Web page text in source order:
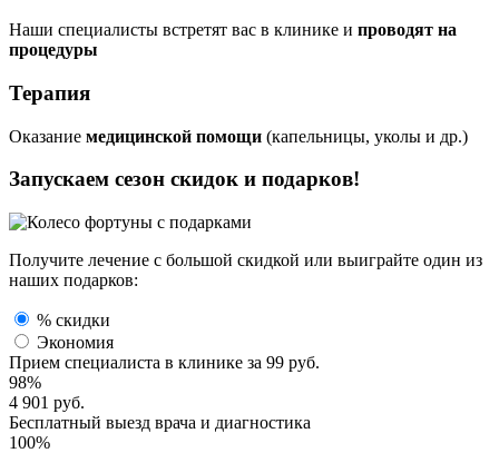
Наши специалисты встретят вас в клинике и проводят на
процедуры
Терапия
Оказание медицинской помощи (капельницы, уколы и др.)
Запускаем сезон скидок и подарков!
Получите лечение с большой скидкой или выиграйте один из
наших подарков:
% скидки
Экономия
Прием специалиста в клинике за 99 руб.
98%
4 901 руб.
Бесплатный выезд врача и диагностика
100%